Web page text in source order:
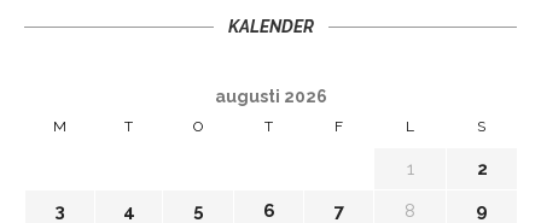
KALENDER
augusti 2026
M T O T F L S
1
2
3
4 5 6 7 8
9